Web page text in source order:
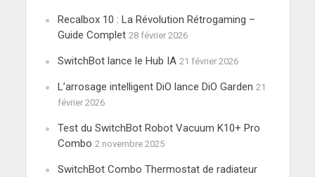
Recalbox 10 : La Révolution Rétrogaming –
Guide Complet 28 février 2026
SwitchBot lance le Hub IA 21 février 2026
L’arrosage intelligent DiO lance DiO Garden 21
février 2026
Test du SwitchBot Robot Vacuum K10+ Pro
Combo 2 novembre 2025
SwitchBot Combo Thermostat de radiateur